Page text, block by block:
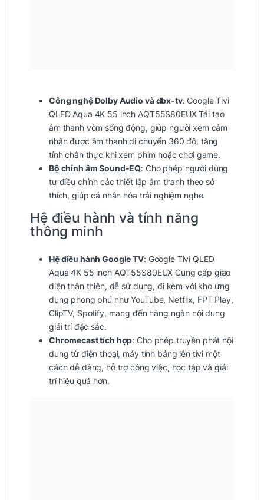
Công nghệ Dolby Audio và dbx-tv: Google Tivi
QLED Aqua 4K 55 inch AQT55S80EUX Tái tạo
âm thanh vòm sống động, giúp người xem cảm
nhận được âm thanh di chuyển 360 độ, tăng
tính chân thực khi xem phim hoặc chơi game.
Bộ chỉnh âm Sound-EQ: Cho phép người dùng
tự điều chỉnh các thiết lập âm thanh theo sở
thích, giúp cá nhân hóa trải nghiệm nghe.
Hệ điều hành và tính năng
thông minh
Hệ điều hành Google TV: Google Tivi QLED
Aqua 4K 55 inch AQT55S80EUX Cung cấp giao
diện thân thiện, dễ sử dụng, đi kèm với kho ứng
dụng phong phú như YouTube, Netflix, FPT Play,
ClipTV, Spotify, mang đến hàng ngàn nội dung
giải trí đặc sắc.
Chromecast tích hợp: Cho phép truyền phát nội
dung từ điện thoại, máy tính bảng lên tivi một
cách dễ dàng, hỗ trợ công việc, học tập và giải
trí hiệu quả hơn.